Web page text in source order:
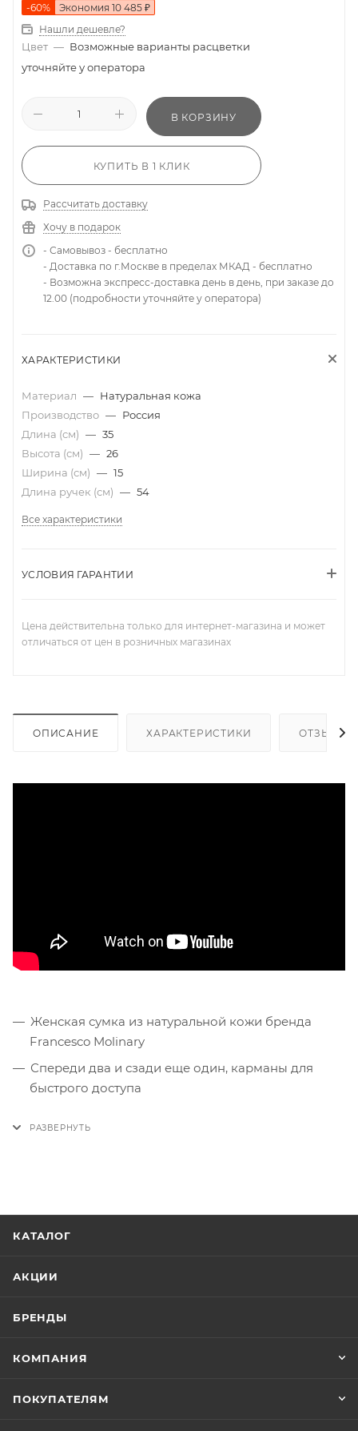
-60% Экономия 10 485 ₽
Нашли дешевле?
Цвет — Возможные варианты расцветки
уточняйте у оператора
В КОРЗИНУ
КУПИТЬ В 1 КЛИК
Рассчитать доставку
Хочу в подарок
- Самовывоз - бесплатно
- Доставка по г.Москве в пределах МКАД - бесплатно
- Возможна экспресс-доставка день в день, при заказе до
12.00 (подробности уточняйте у оператора)
ХАРАКТЕРИСТИКИ
Материал — Натуральная кожа
Производство — Россия
Длина (см) — 35
Высота (см) — 26
Ширина (см) — 15
Длина ручек (см) — 54
Все характеристики
УСЛОВИЯ ГАРАНТИИ
Цена действительна только для интернет-магазина и может
отличаться от цен в розничных магазинах
ОПИСАНИЕ ХАРАКТЕРИСТИКИ ОТЗЫВЫ
Женская сумка из натуральной кожи бренда
Francesco Molinary
Спереди два и сзади еще один, карманы для
быстрого доступа
перегородкой на молнии
КАТАЛОГ
АКЦИИ
БРЕНДЫ
КОМПАНИЯ
ПОКУПАТЕЛЯМ